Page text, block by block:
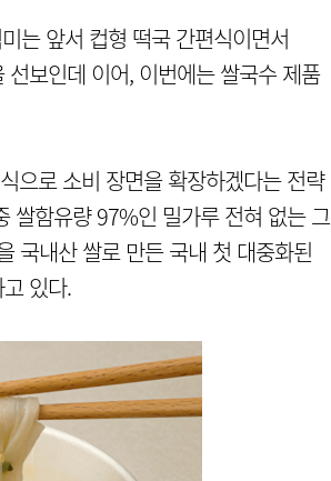
는 앞서 컵형 떡국 간편식이면서
보인데 이어, 이번에는 쌀국수 제품
으로 소비 장면을 확장하겠다는 전략
쌀함유량 97%인 밀가루 전혀 없는 그
국내산 쌀로 만든 국내 첫 대중화된
있다.